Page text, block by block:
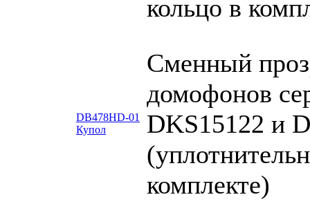
кольцо в
DB478HD-01
Купол
Сменный
домофонов
DKS15122 и
комплекте)